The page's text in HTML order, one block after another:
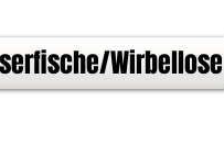
Wirbellose